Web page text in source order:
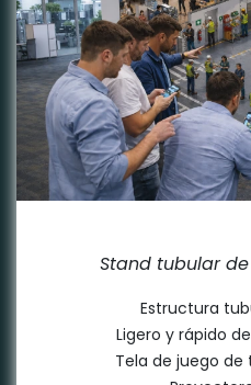
Stand tubular
Estructura
Ligero y rápido
Tela de juego de